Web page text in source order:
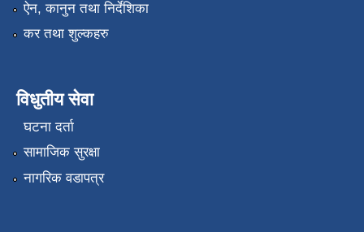
ऐन, कानुन तथा निर्देशिका
कर तथा शुल्कहरु
विधुतीय सेवा
घटना दर्ता
सामाजिक सुरक्षा
नागरिक वडापत्र